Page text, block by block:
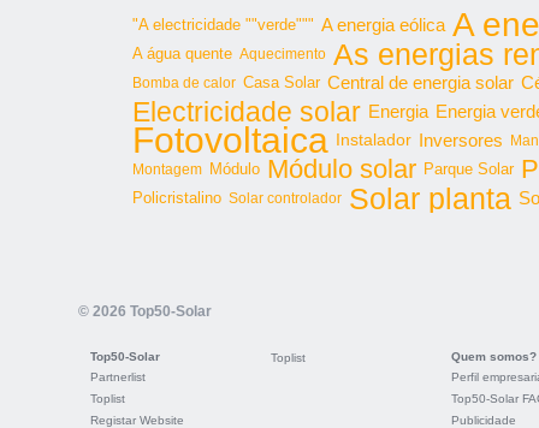
"A electricidade ""verde""" A energia eólica A
A água quente Aquecimento As energias
Bomba de calor Casa Solar Central de energia solar
Electricidade solar Energia Energia
Fotovoltaica Instalador Inversores
Montagem Módulo Módulo solar Parque Solar
Policristalino Solar controlador Solar planta
© 2026 Top50-Solar
Top50-Solar
Partnerlist
Toplist
Registar Website
Toplist
Quem somos?
Perfil
Top50-Solar
Publicidade